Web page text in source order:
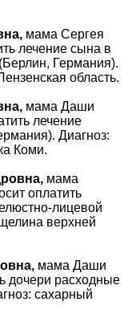
мама Сергея
лечение сына в
Германия).
область.
мама Даши
лечение
Диагноз:
Коми.
мама
оплатить
лицевой
верхней
мама Даши
дочери расходные
сахарный